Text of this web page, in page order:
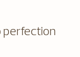
perfection